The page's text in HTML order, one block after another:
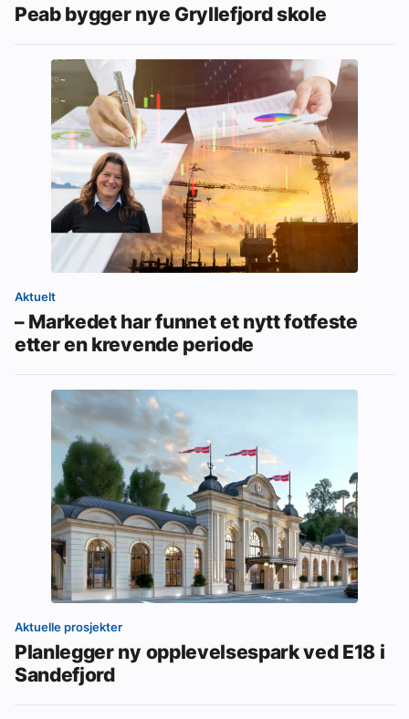
Peab bygger nye Gryllefjord skole
Aktuelt
– Markedet har funnet et nytt fotfeste
etter en krevende periode
Aktuelle prosjekter
Planlegger ny opplevelsespark ved E18 i
Sandefjord